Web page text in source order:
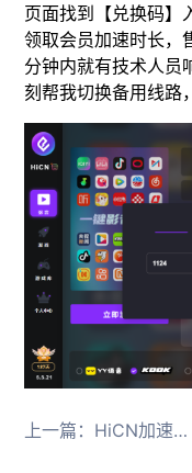
页面找到【兑换码】
领取会员加速时长，
分钟内就有技术人员
刻帮我切换备用线路
上一篇： HiCN加速器官网下载最新版本，海外党解锁国内资源的终极指南